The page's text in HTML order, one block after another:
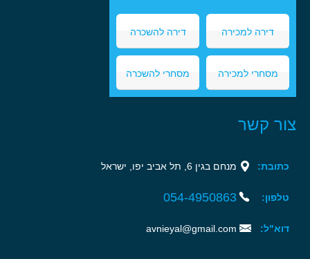
דירה למכירה דירה להשכרה
מסחרי למכירה מסחרי להשכרה
צור קשר
כתובת: מנחם בגין 6, תל אביב יפו, ישראל‏
טלפון: 054-4950863‏‏
דוא"ל: avnieyal@gmail.com